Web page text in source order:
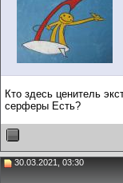
Кто здесь ценитель
серферы Есть?
30.03.2021, 03:30